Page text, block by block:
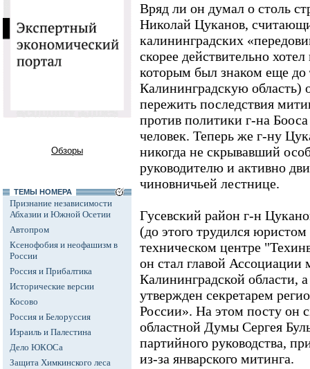
Обзоры
ТЕМЫ НОМЕРА
Признание независимости
Абхазии и Южной Осетии
Автопром
Ксенофобия и неофашизм в
России
Россия и Прибалтика
Исторические версии
Косово
Россия и Белоруссия
Израиль и Палестина
Дело ЮКОСа
Защита Химкинского леса
Вряд ли он думал о столь
Николай Цуканов,
калининградских
скорее действительно
которым был знаком еще до
Калининградскую область)
пережить последствия
против политики г-на
человек. Теперь же г-ну
никогда не скрывавший
руководителю и активно
чиновничьей лестнице.
Гусевский район г-н
(до этого трудился
техническом центре
он стал главой
Калининградской области,
утвержден секретарем
России». На этом посту он
областной Думы Сергея
партийного руководства,
из-за январского митинга.